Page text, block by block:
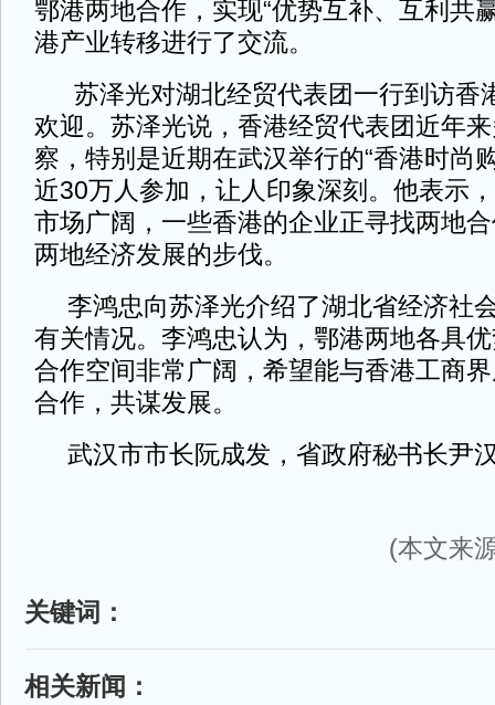
鄂港两地合作，实现“优势互补、互利共
港产业转移进行了交流。
苏泽光对湖北经贸代表团一行到访香
欢迎。苏泽光说，香港经贸代表团近年
察，特别是近期在武汉举行的“香港时尚
近30万人参加，让人印象深刻。他表示
市场广阔，一些香港的企业正寻找两地
两地经济发展的步伐。
李鸿忠向苏泽光介绍了湖北省经济社
有关情况。李鸿忠认为，鄂港两地各具
合作空间非常广阔，希望能与香港工商
合作，共谋发展。
武汉市市长阮成发，省政府秘书长尹
(本文来
关键词：
相关新闻：